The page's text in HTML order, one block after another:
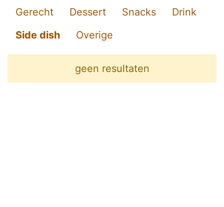
Gerecht
Dessert Snacks
Drink
Side dish
Overige
geen resultaten